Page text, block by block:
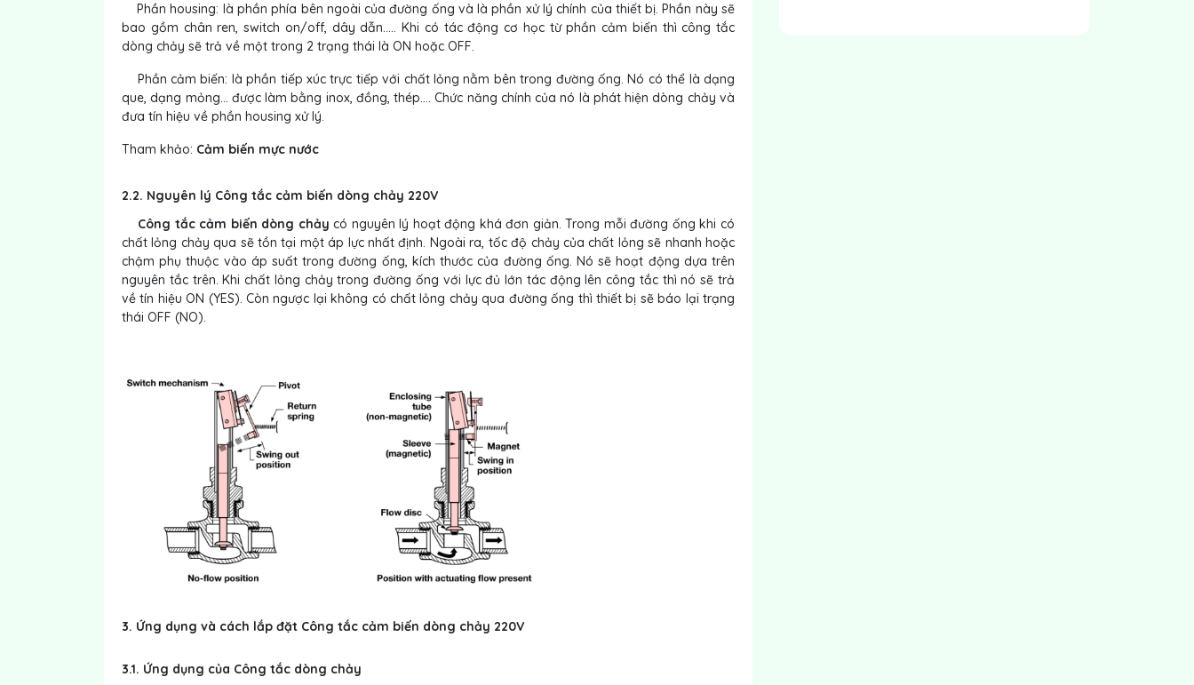
Phần housing: là phần phía bên ngoài của đường ống và là phần xử lý chính của thiết bị. Phần này sẽ
bao gồm chân ren, switch on/off, dây dẫn….. Khi có tác động cơ học từ phần cảm biến thì công tắc
dòng chảy sẽ trả về một trong 2 trạng thái là ON hoặc OFF.
Phần cảm biến: là phần tiếp xúc trực tiếp với chất lỏng nằm bên trong đường ống. Nó có thể là dạng
que, dạng mỏng… được làm bằng inox, đồng, thép…. Chức năng chính của nó là phát hiện dòng chảy và
đưa tín hiệu về phần housing xử lý.
Tham khảo: Cảm biến mực nước
2.2. Nguyên lý Công tắc cảm biến dòng chảy 220V
Công tắc cảm biến dòng chảy có nguyên lý hoạt động khá đơn giản. Trong mỗi đường ống khi có
chất lỏng chảy qua sẽ tồn tại một áp lực nhất định. Ngoài ra, tốc độ chảy của chất lỏng sẽ nhanh hoặc
chậm phụ thuộc vào áp suất trong đường ống, kích thước của đường ống. Nó sẽ hoạt động dựa trên
nguyên tắc trên. Khi chất lỏng chảy trong đường ống với lực đủ lớn tác động lên công tắc thì nó sẽ trả
về tín hiệu ON (YES). Còn ngược lại không có chất lỏng chảy qua đường ống thì thiết bị sẽ báo lại trạng
thái OFF (NO).
3. Ứng dụng và cách lắp đặt Công tắc cảm biến dòng chảy 220V
3.1. Ứng dụng của Công tắc dòng chảy